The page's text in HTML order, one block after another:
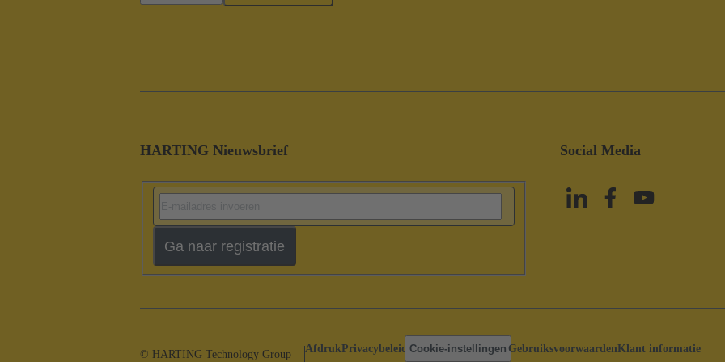
HARTING Nieuwsbrief
Ga naar registratie
Social Media
© HARTING Technology Group AfdrukPrivacybeleid Cookie-instellingen GebruiksvoorwaardenKlant informatie